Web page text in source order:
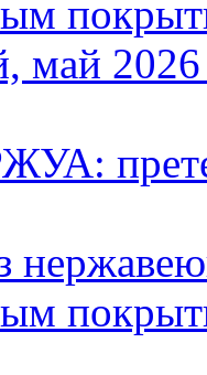
май 2026